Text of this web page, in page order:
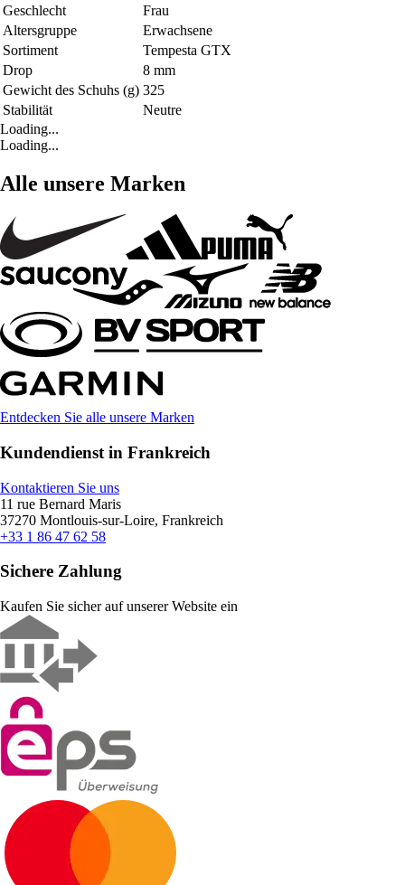
Geschlecht
Frau
Altersgruppe
Erwachsene
Sortiment
Tempesta GTX
Drop
8 mm
Gewicht des Schuhs (g) 325
Stabilität
Neutre
Loading...
Loading...
Alle unsere Marken
Entdecken Sie alle unsere Marken
Kundendienst in Frankreich
Kontaktieren Sie uns
11 rue Bernard Maris
37270 Montlouis-sur-Loire, Frankreich
+33 1 86 47 62 58
Sichere Zahlung
Kaufen Sie sicher auf unserer Website ein